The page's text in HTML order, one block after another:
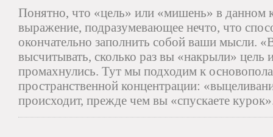
Понятно, что «цель» или «мишень» в данном
выражение, подразумевающее нечто, что
окончательно заполнить собой ваши мысли.
высчитывать, сколько раз вы «накрыли» цель
промахнулись. Тут мы подходим к
пространственной концентрации:
происходит, прежде чем вы «спускаете